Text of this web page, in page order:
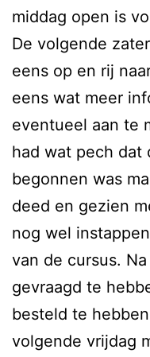
middag open is
De volgende
eens op en rij
eens wat meer
eventueel aan te
had wat pech dat
begonnen was
deed en gezien
nog wel
van de cursus.
gevraagd te
besteld te
volgende vrijdag